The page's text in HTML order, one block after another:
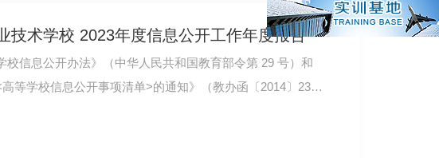
技术学校 2023年度信息公开工作年度报告
校信息公开办法》（中华人民共和国教育部令第 29 号）和
高等学校信息公开事项清单>的通知》（教办函〔2014〕23